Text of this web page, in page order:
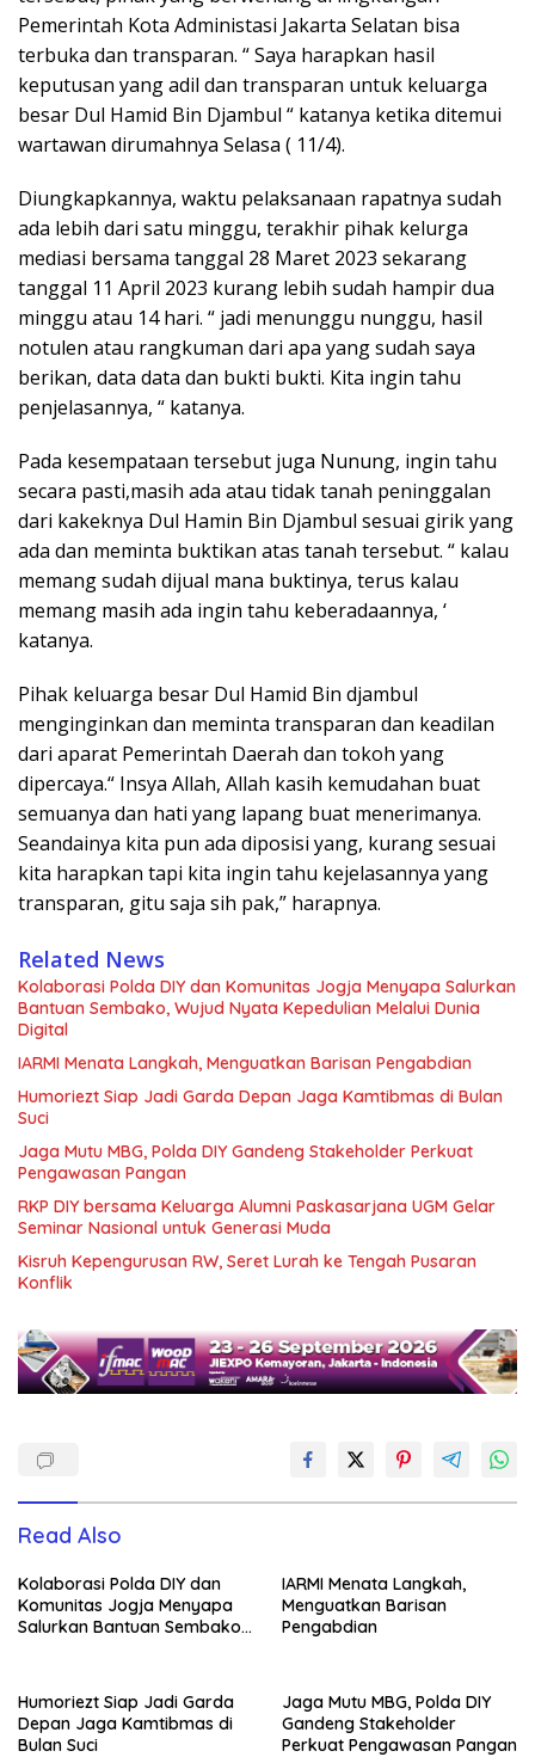
Pemerintah Kota Administasi Jakarta Selatan bisa
terbuka dan transparan. “ Saya harapkan hasil
keputusan yang adil dan transparan untuk keluarga
besar Dul Hamid Bin Djambul “ katanya ketika ditemui
wartawan dirumahnya Selasa ( 11/4).
Diungkapkannya, waktu pelaksanaan rapatnya sudah
ada lebih dari satu minggu, terakhir pihak kelurga
mediasi bersama tanggal 28 Maret 2023 sekarang
tanggal 11 April 2023 kurang lebih sudah hampir dua
minggu atau 14 hari. “ jadi menunggu nunggu, hasil
notulen atau rangkuman dari apa yang sudah saya
berikan, data data dan bukti bukti. Kita ingin tahu
penjelasannya, “ katanya.
Pada kesempataan tersebut juga Nunung, ingin tahu
secara pasti,masih ada atau tidak tanah peninggalan
dari kakeknya Dul Hamin Bin Djambul sesuai girik yang
ada dan meminta buktikan atas tanah tersebut. “ kalau
memang sudah dijual mana buktinya, terus kalau
memang masih ada ingin tahu keberadaannya, ‘
katanya.
Pihak keluarga besar Dul Hamid Bin djambul
menginginkan dan meminta transparan dan keadilan
dari aparat Pemerintah Daerah dan tokoh yang
dipercaya.“ Insya Allah, Allah kasih kemudahan buat
semuanya dan hati yang lapang buat menerimanya.
Seandainya kita pun ada diposisi yang, kurang sesuai
kita harapkan tapi kita ingin tahu kejelasannya yang
transparan, gitu saja sih pak,” harapnya.
Related News
Kolaborasi Polda DIY dan Komunitas Jogja Menyapa Salurkan
Bantuan Sembako, Wujud Nyata Kepedulian Melalui Dunia
Digital
IARMI Menata Langkah, Menguatkan Barisan Pengabdian
Humoriezt Siap Jadi Garda Depan Jaga Kamtibmas di Bulan
Suci
Jaga Mutu MBG, Polda DIY Gandeng Stakeholder Perkuat
Pengawasan Pangan
RKP DIY bersama Keluarga Alumni Paskasarjana UGM Gelar
Seminar Nasional untuk Generasi Muda
Kisruh Kepengurusan RW, Seret Lurah ke Tengah Pusaran
Konflik
Read Also
Kolaborasi Polda DIY dan
Komunitas Jogja Menyapa
Salurkan Bantuan Sembako,
IARMI Menata Langkah,
Menguatkan Barisan
Pengabdian
Humoriezt Siap Jadi Garda
Depan Jaga Kamtibmas di
Bulan Suci
Jaga Mutu MBG, Polda DIY
Gandeng Stakeholder
Perkuat Pengawasan Pangan